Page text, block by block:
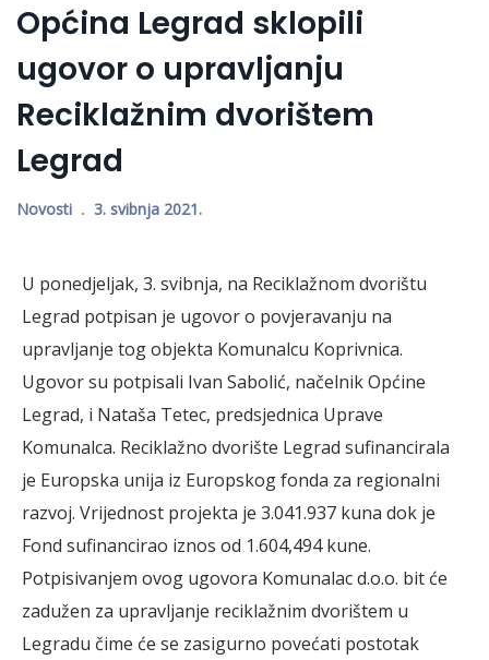
Općina Legrad sklopili
ugovor o upravljanju
Reciklažnim dvorištem
Legrad
Novosti 3. svibnja 2021.
U ponedjeljak, 3. svibnja, na Reciklažnom dvorištu
Legrad potpisan je ugovor o povjeravanju na
upravljanje tog objekta Komunalcu Koprivnica.
Ugovor su potpisali Ivan Sabolić, načelnik Općine
Legrad, i Nataša Tetec, predsjednica Uprave
Komunalca. Reciklažno dvorište Legrad sufinancirala
je Europska unija iz Europskog fonda za regionalni
razvoj. Vrijednost projekta je 3.041.937 kuna dok je
Fond sufinancirao iznos od 1.604,494 kune.
Potpisivanjem ovog ugovora Komunalac d.o.o. bit će
zadužen za upravljanje reciklažnim dvorištem u
Legradu čime će se zasigurno povećati postotak